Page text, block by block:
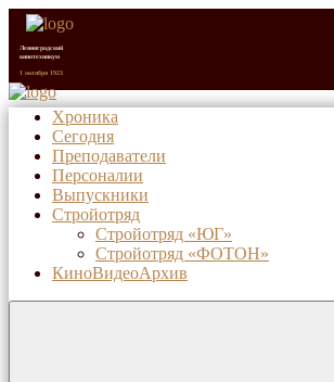
Ленинградский
кинотехникум
1 октября 1923
Санкт-Петербургский
киновидеотехнический
колледж (с 1992 г.)
1 октября 2023
Хроника
Сегодня
Преподаватели
Персоналии
Выпускники
Стройотряд
Стройотряд «ЮГ»
Стройотряд «ФОТОН»
КиноВидеоАрхив